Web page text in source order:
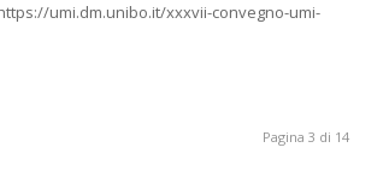
umi.dm.unibo.it/xxxvii-convegno-umi-
Pagina 3 di 14